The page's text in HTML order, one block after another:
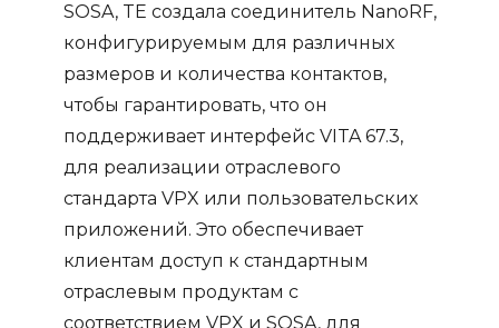
SOSA, TE создала соединитель NanoRF,
конфигурируемым для различных
размеров и количества контактов,
чтобы гарантировать, что он
поддерживает интерфейс VITA 67.3,
для реализации отраслевого
стандарта VPX или пользовательских
приложений. Это обеспечивает
клиентам доступ к стандартным
отраслевым продуктам с
соответствием VPX и SOSA, для